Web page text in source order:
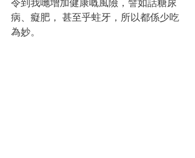
病、癡肥， 甚⾄乎蛀牙，所以都係少吃
為妙。